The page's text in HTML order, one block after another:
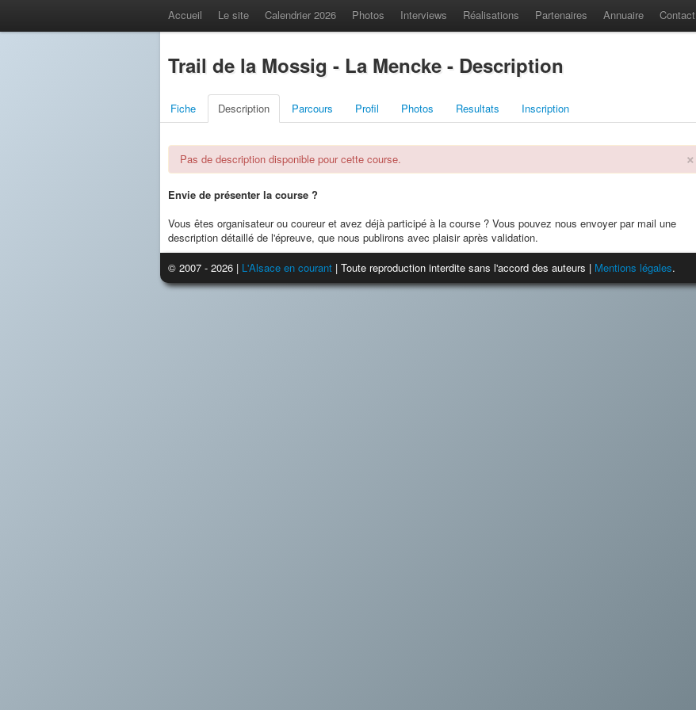
Accueil Le site Calendrier 2026 Photos Interviews Réalisations Partenaires Annuaire Contact
Trail de la Mossig - La Mencke - Description
Fiche
Description Parcours Profil Photos Resultats Inscription
×
Pas de description disponible pour cette course.
Envie de présenter la course ?
Vous êtes organisateur ou coureur et avez déjà participé à la course ? Vous pouvez nous envoyer par mail une
description détaillé de l'épreuve, que nous publirons avec plaisir après validation.
© 2007 - 2026 | L'Alsace en courant | Toute reproduction interdite sans l'accord des auteurs | Mentions légales.